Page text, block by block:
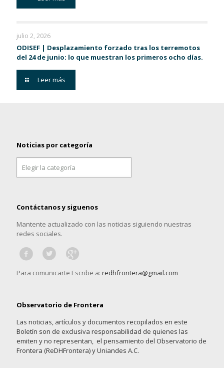
julio 2, 2026
ODISEF | Desplazamiento forzado tras los terremotos
del 24 de junio: lo que muestran los primeros ocho días.
Leer más
Noticias por categoría
por
categoría
Contáctanos y siguenos
Mantente actualizado con las noticias siguiendo nuestras
redes sociales.
Para comunicarte Escribe a: redhfrontera@gmail.com
Observatorio de Frontera
Las noticias, artículos y documentos recopilados en este
Boletín son de exclusiva responsabilidad de quienes las
emiten y no representan, el pensamiento del Observatorio de
Frontera (ReDHFrontera) y Uniandes A.C.